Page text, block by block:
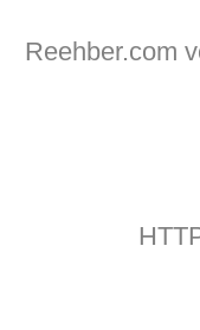
Reehber.com